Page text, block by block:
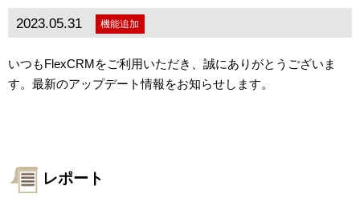
2023.05.31 機能追加
いつもFlexCRMをご利用いただき、誠にありがとうございま
す。最新のアップデート情報をお知らせします。
レポート